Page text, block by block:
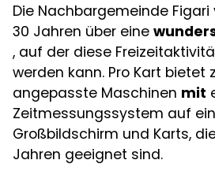
Die Nachbargemeinde
30 Jahren über eine
, auf der diese
werden kann. Pro Kart bietet
angepasste Maschinen mit
Zeitmessungssystem auf
Großbildschirm und Karts,
Jahren geeignet sind.